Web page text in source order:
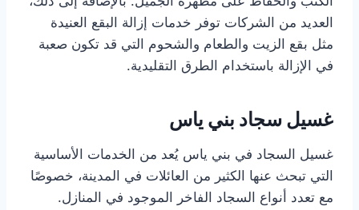
العديد من الشركات توفر خدمات إزالة البقع العنيدة
مثل بقع الزيت والطعام والشحوم التي قد تكون صعبة
في الإزالة باستخدام الطرق التقليدية.
غسيل سجاد بني ياس
غسيل السجاد في بني ياس يُعد من الخدمات الأساسية
التي تبحث عنها الكثير من العائلات في المدينة، خصوصًا
مع تعدد أنواع السجاد الفاخر الموجود في المنازل.